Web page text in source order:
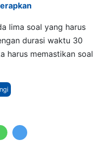
lima soal yang harus
durasi waktu 30
harus memastikan soal